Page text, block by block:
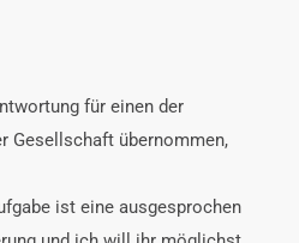
für einen der
Gesellschaft übernommen,
ist eine ausgesprochen